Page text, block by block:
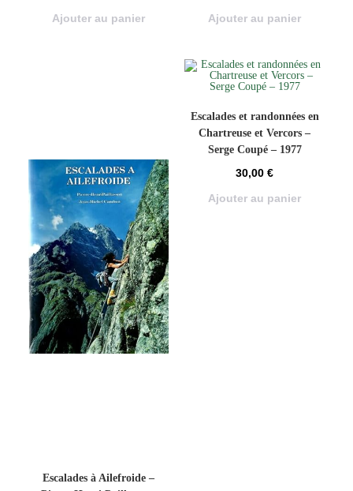
Ajouter au panier
Ajouter au panier
Escalades à Ailefroide –
Escalades et randonnées en
Chartreuse et Vercors –
Serge Coupé – 1977
30,00€
Ajouter au panier